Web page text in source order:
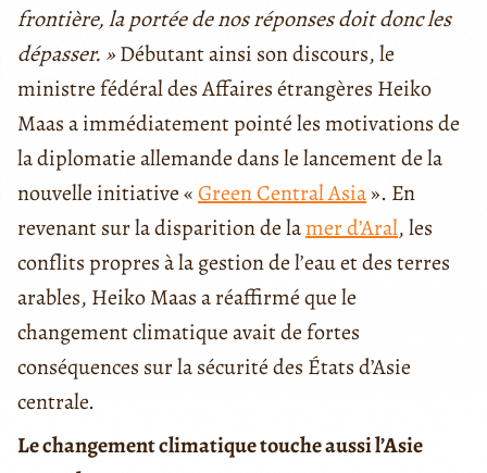
frontière, la portée de nos réponses doit donc les
dépasser. »Débutant ainsi son discours, le
ministre fédéral des Affaires étrangères Heiko
Maas a immédiatement pointé les motivations de
la diplomatie allemande dans le lancement de la
nouvelle initiative «Green Central Asia». En
revenant sur la disparition de lamer d’Aral, les
conflits propres à la gestion de l’eau et des terres
arables, Heiko Maas a réaffirmé que le
changement climatique avait de fortes
conséquences sur la sécurité des États d’Asie
centrale.
Le changement climatique touche aussi l’Asie